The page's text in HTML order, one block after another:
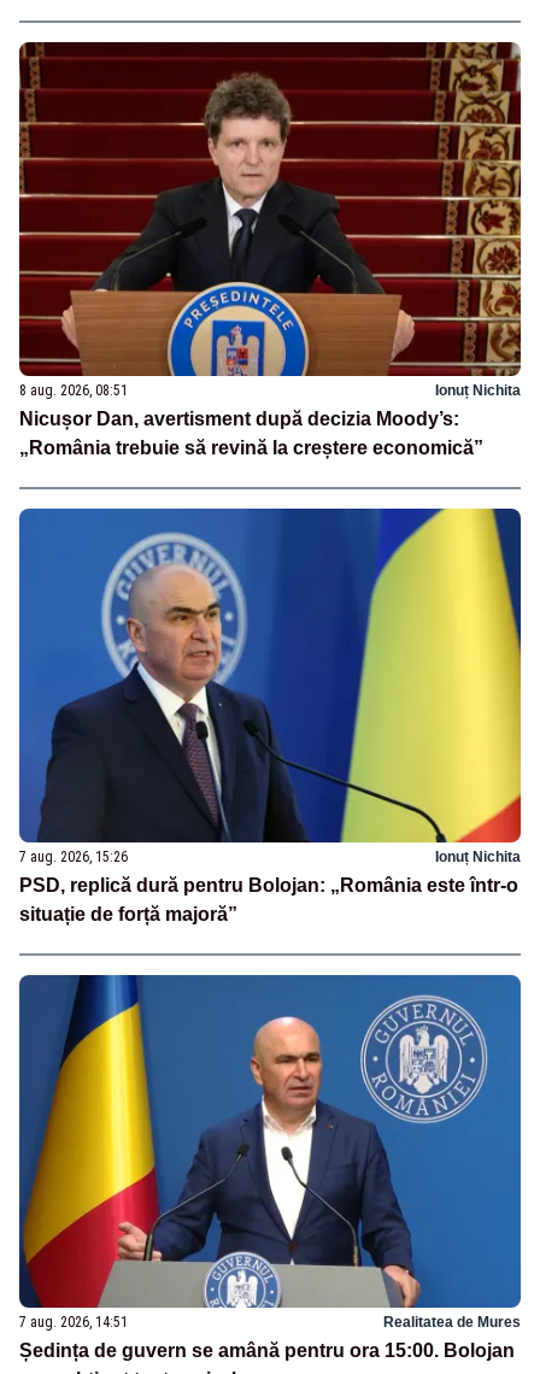
8 aug. 2026, 08:51 Ionuț Nichita
Nicușor Dan, avertisment după decizia Moody’s:
„România trebuie să revină la creștere economică”
7 aug. 2026, 15:26 Ionuț Nichita
PSD, replică dură pentru Bolojan: „România este într-o
situație de forță majoră”
7 aug. 2026, 14:51 Realitatea de Mures
Ședința de guvern se amână pentru ora 15:00. Bolojan